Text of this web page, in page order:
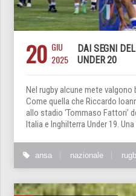
20 GIU
2025
DAI SEGNI
UNDER 20
Nel rugby alcune mete
Come quella che Riccardo
allo stadio ‘Tommaso Fattori’
Italia e Inghilterra Under 19.
ansa nazionale